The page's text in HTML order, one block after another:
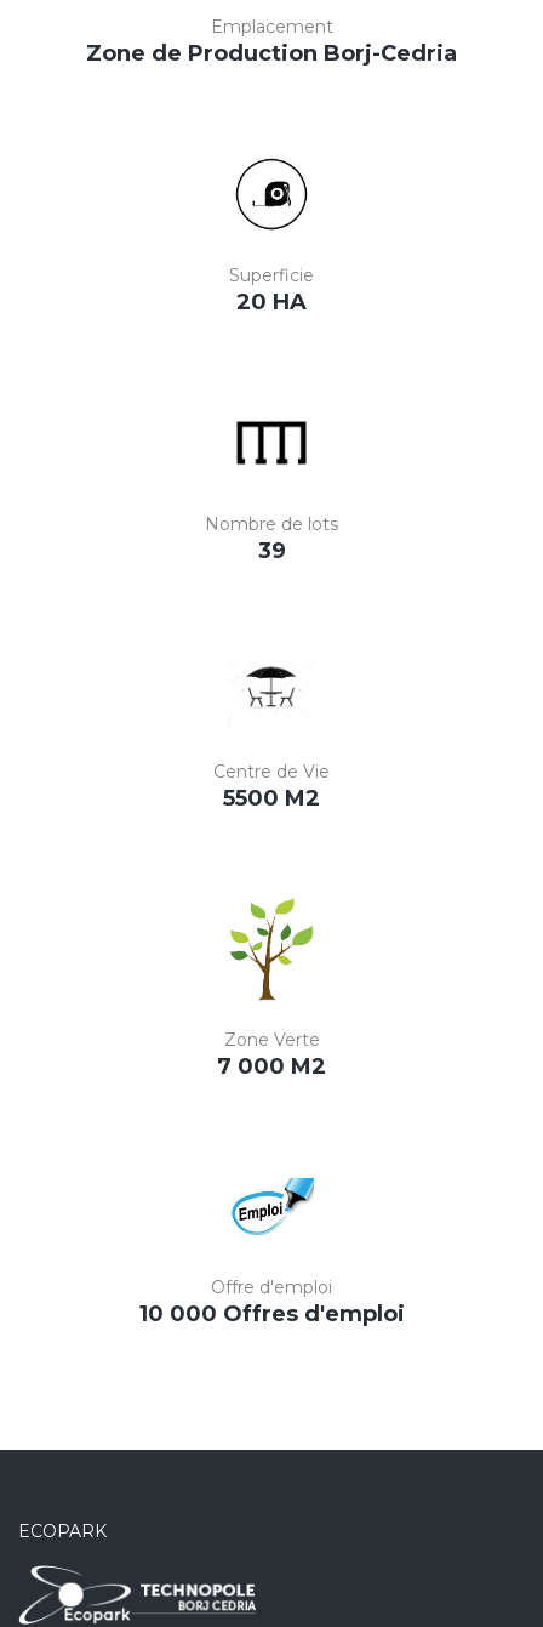
Emplacement
Zone de Production Borj-Cedria
Superficie
20 HA
Nombre de lots
39
Centre de Vie
5500 M2
Zone Verte
7 000 M2
Offre d'emploi
10 000 Offres d'emploi
ECOPARK